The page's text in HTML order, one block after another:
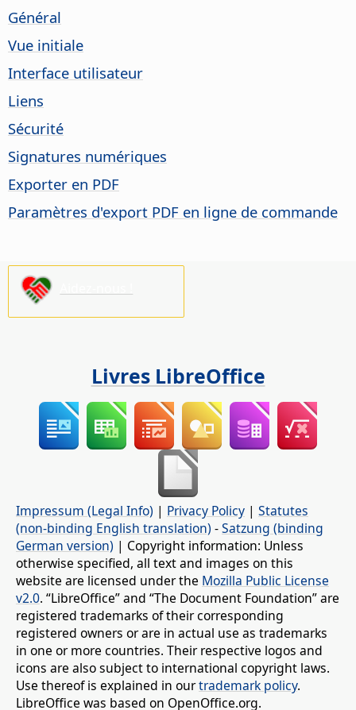
Général
Vue initiale
Interface utilisateur
Liens
Sécurité
Signatures numériques
Exporter en PDF
Paramètres d'export PDF en ligne de commande
Livres LibreOffice
Impressum (Legal Info) | Privacy Policy | Statutes
(non-binding English translation) -Satzung (binding
German version) | Copyright information: Unless
otherwise specified, all text and images on this
website are licensed under the Mozilla Public License
v2.0. “LibreOffice” and “The Document Foundation” are
registered trademarks of their corresponding
registered owners or are in actual use as trademarks
in one or more countries. Their respective logos and
icons are also subject to international copyright laws.
Use thereof is explained in ourtrademark policy.
LibreOffice was based on OpenOffice.org.